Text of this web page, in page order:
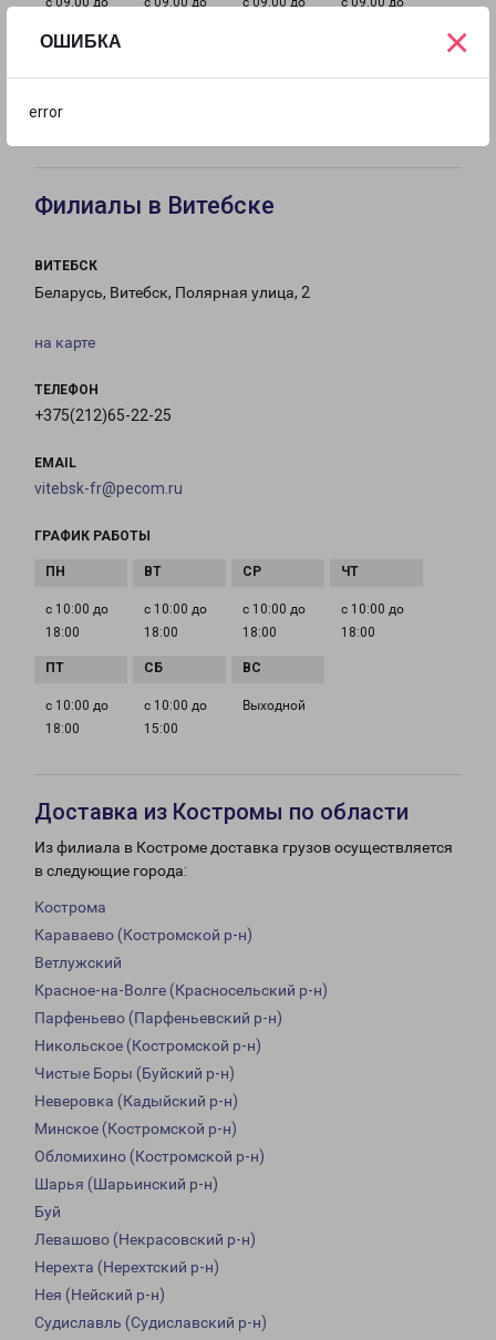
ОШИБКА
error
×
18:00
Филиалы в Витебске
ВИТЕБСК
Беларусь, Витебск, Полярная улица, 2
на карте
ТЕЛЕФОН
+375(212)65-22-25
EMAIL
vitebsk-fr@pecom.ru
ГРАФИК РАБОТЫ
с 10:00 до
18:00
с 10:00 до
18:00
с 10:00 до
18:00
с 10:00 до
18:00
с 10:00 до
18:00
с 10:00 до
15:00
Выходной
Доставка из Костромы по области
Из филиала в Костроме доставка грузов осуществляется
в следующие города:
Кострома
Караваево (Костромской р-н)
Ветлужский
Красное-на-Волге (Красносельский р-н)
Парфеньево (Парфеньевский р-н)
Никольское (Костромской р-н)
Чистые Боры (Буйский р-н)
Неверовка (Кадыйский р-н)
Минское (Костромской р-н)
Обломихино (Костромской р-н)
Шарья (Шарьинский р-н)
Буй
Левашово (Некрасовский р-н)
Нерехта (Нерехтский р-н)
Нея (Нейский р-н)
Судиславль (Судиславский р-н)